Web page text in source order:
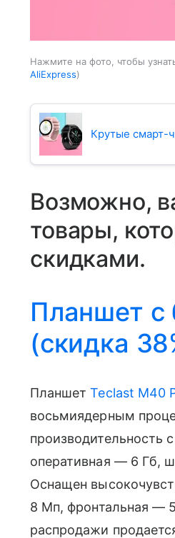
Нажмите на фото, чтобы
AliExpress
Крутые смарт-
Возможно,
товары,
скидками.
Планшет
(скидка
ПланшетTeclast M40
восьмиядерным
производительность
оперативная — 6 Гб,
Оснащен
8 Мп, фронтальная —
распродажи